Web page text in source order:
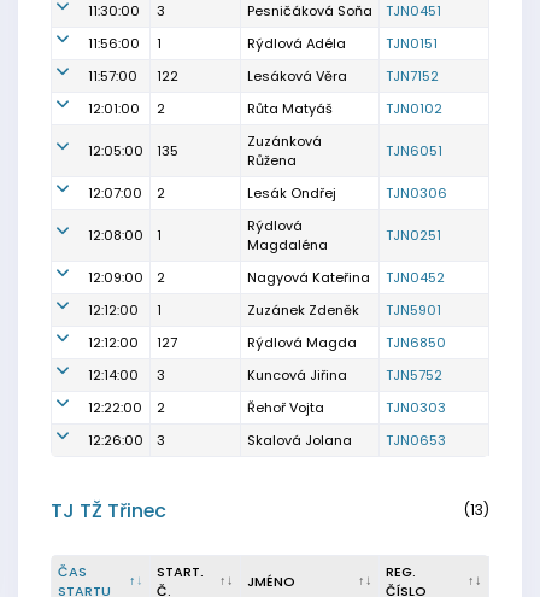
11:30:00
3 Pesničáková Soňa
TJN0451
11:56:00
1 Rýdlová Adéla
TJN0151
11:57:00
122 Lesáková Věra
TJN7152
12:01:00
2 Růta Matyáš TJN0102
12:05:00 135
Zuzánková
Růžena
TJN6051
12:07:00 2 Lesák Ondřej TJN0306
12:08:00 1
Rýdlová
Magdaléna
TJN0251
12:09:00 2 Nagyová Kateřina
TJN0452
12:12:00
1 Zuzánek Zdeněk
TJN5901
12:12:00
127 Rýdlová Magda
TJN6850
12:14:00
3 Kuncová Jiřina
TJN5752
12:22:00
2 Řehoř Vojta
TJN0303
12:26:00
3 Skalová Jolana TJN0653
TJ TŽ Třinec (13)
ČAS
STARTU
START.
Č.
JMÉNO
REG.
ČÍSLO